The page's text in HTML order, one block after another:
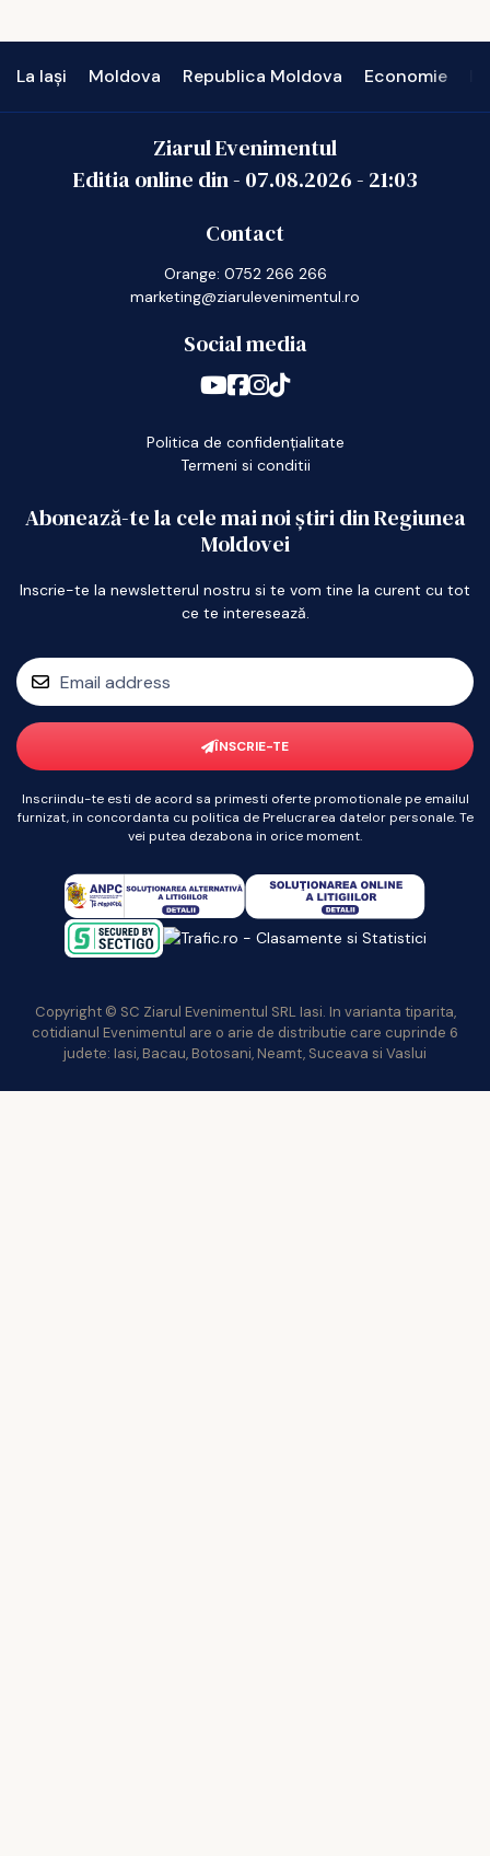
La Iași Moldova Republica Moldova Economie
Ziarul Evenimentul
Editia online din - 07.08.2026- 21:03
Contact
Orange: 0752 266 266
marketing@ziarulevenimentul.ro
Social media
Politica de confidențialitate
Termeni si conditii
Abonează-te la cele mai noi știri din Regiunea
Moldovei
Inscrie-te la newsletterul nostru si te vom tine la curent cu tot
ce te interesează.
ÎNSCRIE-TE
Inscriindu-te esti de acord sa primesti oferte promotionale pe emailul
furnizat, in concordanta cu politica de Prelucrarea datelor personale. Te
vei putea dezabona in orice moment.
Copyright © SC Ziarul Evenimentul SRL Iasi. In varianta tiparita,
cotidianul Evenimentul are o arie de distributie care cuprinde 6
judete: Iasi, Bacau, Botosani, Neamt, Suceava si Vaslui